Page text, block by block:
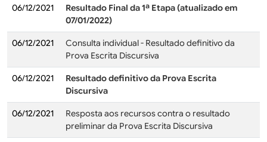
06/12/2021
Resultado Final da 1ª Etapa (atualizado em
07/01/2022)
06/12/2021
Consulta individual - Resultado definitivo da
Prova Escrita Discursiva
06/12/2021
Resultado definitivo da Prova Escrita
Discursiva
06/12/2021
Resposta aos recursos contra o resultado
preliminar da Prova Escrita Discursiva